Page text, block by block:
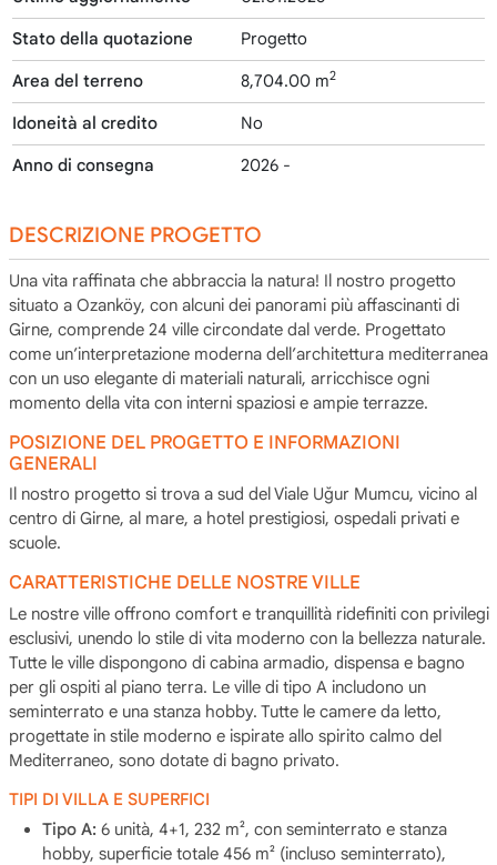
Stato della quotazione Progetto
Area del terreno 8,704.00 m2
Idoneità al credito No
Anno di consegna 2026 -
DESCRIZIONE PROGETTO
Una vita raffinata che abbraccia la natura! Il nostro progetto
situato a Ozanköy, con alcuni dei panorami più affascinanti di
Girne, comprende 24 ville circondate dal verde. Progettato
come un’interpretazione moderna dell’architettura mediterranea
con un uso elegante di materiali naturali, arricchisce ogni
momento della vita con interni spaziosi e ampie terrazze.
POSIZIONE DEL PROGETTO E INFORMAZIONI
GENERALI
Il nostro progetto si trova a sud del Viale Uğur Mumcu, vicino al
centro di Girne, al mare, a hotel prestigiosi, ospedali privati e
scuole.
CARATTERISTICHE DELLE NOSTRE VILLE
Le nostre ville offrono comfort e tranquillità ridefiniti con privilegi
esclusivi, unendo lo stile di vita moderno con la bellezza naturale.
Tutte le ville dispongono di cabina armadio, dispensa e bagno
per gli ospiti al piano terra. Le ville di tipo A includono un
seminterrato e una stanza hobby. Tutte le camere da letto,
progettate in stile moderno e ispirate allo spirito calmo del
Mediterraneo, sono dotate di bagno privato.
TIPI DI VILLA E SUPERFICI
Tipo A: 6 unità, 4+1, 232 m², con seminterrato e stanza
hobby, superficie totale 456 m² (incluso seminterrato),